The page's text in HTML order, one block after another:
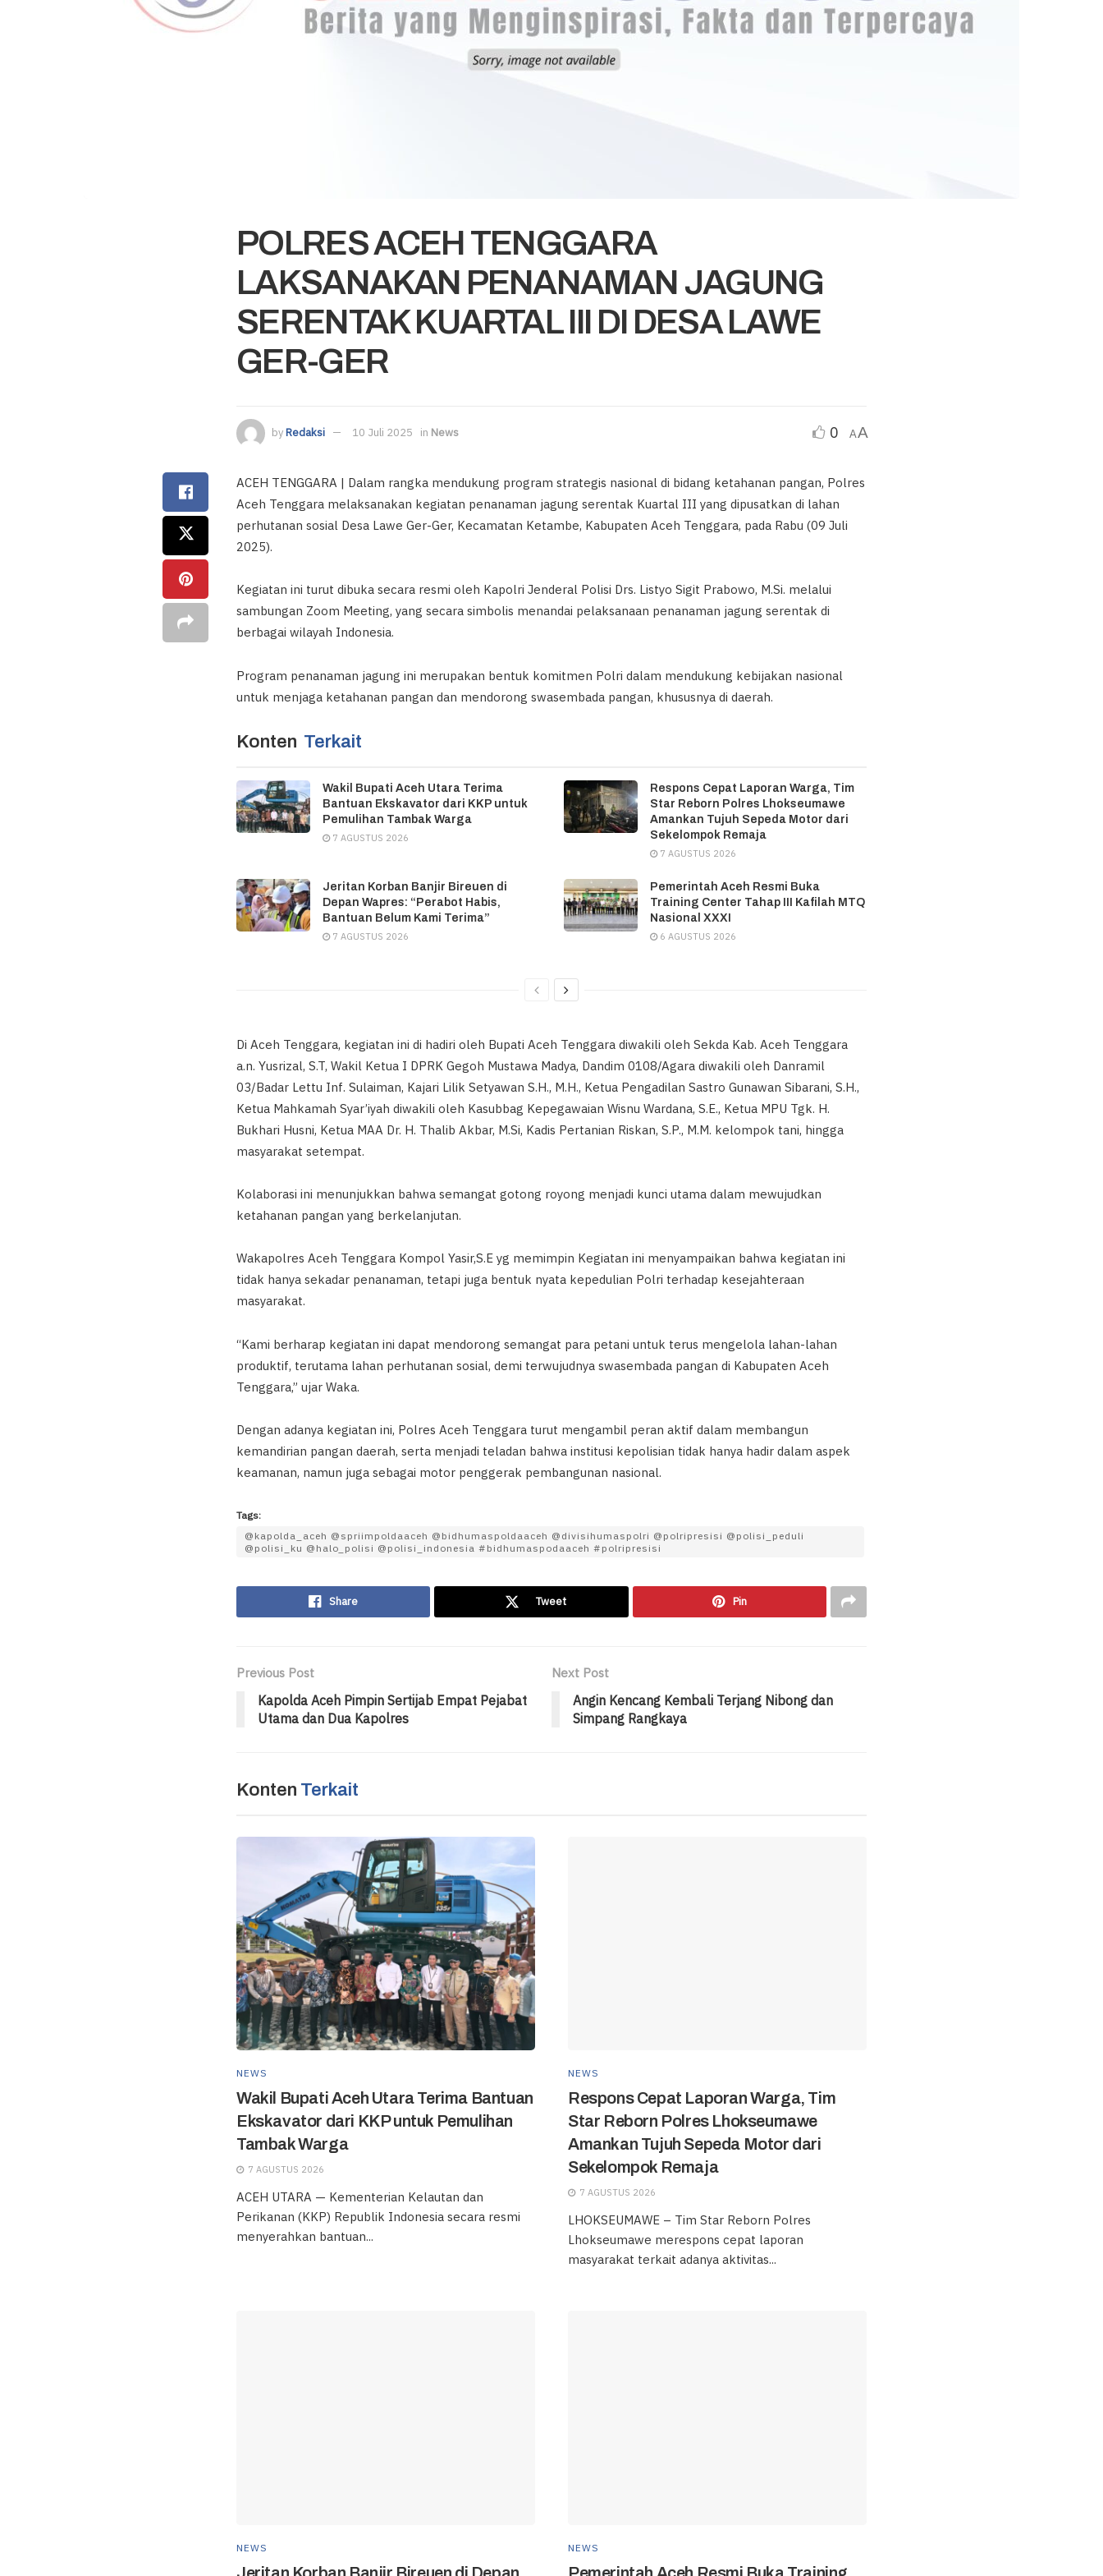
POLRES ACEH TENGGARA
LAKSANAKAN PENANAMAN JAGUNG
SERENTAK KUARTAL III DI DESA LAWE
GER-GER
byRedaksi 10 Juli 2025 in News 0 AA
ACEH TENGGARA | Dalam rangka mendukung program strategis nasional di bidang ketahanan pangan, Polres
Aceh Tenggara melaksanakan kegiatan penanaman jagung serentak Kuartal III yang dipusatkan di lahan
perhutanan sosial Desa Lawe Ger-Ger, Kecamatan Ketambe, Kabupaten Aceh Tenggara, pada Rabu (09 Juli
2025).
Kegiatan ini turut dibuka secara resmi oleh Kapolri Jenderal Polisi Drs. Listyo Sigit Prabowo, M.Si. melalui
sambungan Zoom Meeting, yang secara simbolis menandai pelaksanaan penanaman jagung serentak di
berbagai wilayah Indonesia.
Program penanaman jagung ini merupakan bentuk komitmen Polri dalam mendukung kebijakan nasional
untuk menjaga ketahanan pangan dan mendorong swasembada pangan, khususnya di daerah.
Konten Terkait
Wakil Bupati Aceh Utara Terima
Bantuan Ekskavator dari KKP untuk
Pemulihan Tambak Warga
7 AGUSTUS 2026
Respons Cepat Laporan Warga, Tim
Star Reborn Polres Lhokseumawe
Amankan Tujuh Sepeda Motor dari
Sekelompok Remaja
7 AGUSTUS 2026
Jeritan Korban Banjir Bireuen di
Depan Wapres: “Perabot Habis,
Bantuan Belum Kami Terima”
7 AGUSTUS 2026
Pemerintah Aceh Resmi Buka
Training Center Tahap III Kafilah MTQ
Nasional XXXI
6 AGUSTUS 2026
Di Aceh Tenggara, kegiatan ini di hadiri oleh Bupati Aceh Tenggara diwakili oleh Sekda Kab. Aceh Tenggara
a.n. Yusrizal, S.T, Wakil Ketua I DPRK Gegoh Mustawa Madya, Dandim 0108/Agara diwakili oleh Danramil
03/Badar Lettu Inf. Sulaiman, Kajari Lilik Setyawan S.H., M.H., Ketua Pengadilan Sastro Gunawan Sibarani, S.H.,
Ketua Mahkamah Syar’iyah diwakili oleh Kasubbag Kepegawaian Wisnu Wardana, S.E., Ketua MPU Tgk. H.
Bukhari Husni, Ketua MAA Dr. H. Thalib Akbar, M.Si, Kadis Pertanian Riskan, S.P., M.M. kelompok tani, hingga
masyarakat setempat.
Kolaborasi ini menunjukkan bahwa semangat gotong royong menjadi kunci utama dalam mewujudkan
ketahanan pangan yang berkelanjutan.
Wakapolres Aceh Tenggara Kompol Yasir,S.E yg memimpin Kegiatan ini menyampaikan bahwa kegiatan ini
tidak hanya sekadar penanaman, tetapi juga bentuk nyata kepedulian Polri terhadap kesejahteraan
masyarakat.
“Kami berharap kegiatan ini dapat mendorong semangat para petani untuk terus mengelola lahan-lahan
produktif, terutama lahan perhutanan sosial, demi terwujudnya swasembada pangan di Kabupaten Aceh
Tenggara,” ujar Waka.
Dengan adanya kegiatan ini, Polres Aceh Tenggara turut mengambil peran aktif dalam membangun
kemandirian pangan daerah, serta menjadi teladan bahwa institusi kepolisian tidak hanya hadir dalam aspek
keamanan, namun juga sebagai motor penggerak pembangunan nasional.
Tags:
@kapolda_aceh @spriimpoldaaceh @bidhumaspoldaaceh @divisihumaspolri @polripresisi @polisi_peduli
@polisi_ku @halo_polisi @polisi_indonesia #bidhumaspodaaceh #polripresisi
Share Tweet Pin
Previous Post
Kapolda Aceh Pimpin Sertijab Empat Pejabat
Utama dan Dua Kapolres
Next Post
Angin Kencang Kembali Terjang Nibong dan
Simpang Rangkaya
Konten Terkait
NEWS
Wakil Bupati Aceh Utara Terima Bantuan
Ekskavator dari KKP untuk Pemulihan
Tambak Warga
7 AGUSTUS 2026
ACEH UTARA — Kementerian Kelautan dan
Perikanan (KKP) Republik Indonesia secara resmi
menyerahkan bantuan...
NEWS
Respons Cepat Laporan Warga, Tim
Star Reborn Polres Lhokseumawe
Amankan Tujuh Sepeda Motor dari
Sekelompok Remaja
7 AGUSTUS 2026
LHOKSEUMAWE – Tim Star Reborn Polres
Lhokseumawe merespons cepat laporan
masyarakat terkait adanya aktivitas...
NEWS
Jeritan Korban Banjir Bireuen di Depan
NEWS
Pemerintah Aceh Resmi Buka Training